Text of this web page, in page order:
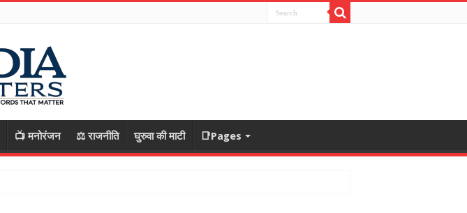
📺 मनोरंजन ⚖️ राजनीति घुरुवा की माटी 📑Pages